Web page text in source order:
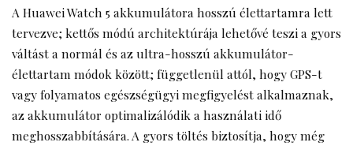
A Huawei Watch 5 akkumulátora hosszú élettartamra lett
tervezve; kettős módú architektúrája lehetővé teszi a gyors
váltást a normál és az ultra-hosszú akkumulátor-
élettartam módok között; függetlenül attól, hogy GPS-t
vagy folyamatos egészségügyi megfigyelést alkalmaznak,
az akkumulátor optimalizálódik a használati idő
meghosszabbítására. A gyors töltés biztosítja, hogy még